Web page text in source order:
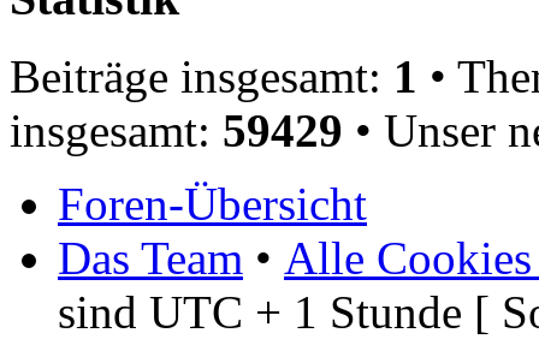
Beiträge insgesamt: 1 •
insgesamt: 59429 • Unser
Foren-Übersicht
Das Team • Alle Cookies
sind UTC + 1 Stunde [